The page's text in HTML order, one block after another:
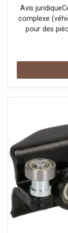
Avis
complexe
pour des
garantit et
clients ou
réparation